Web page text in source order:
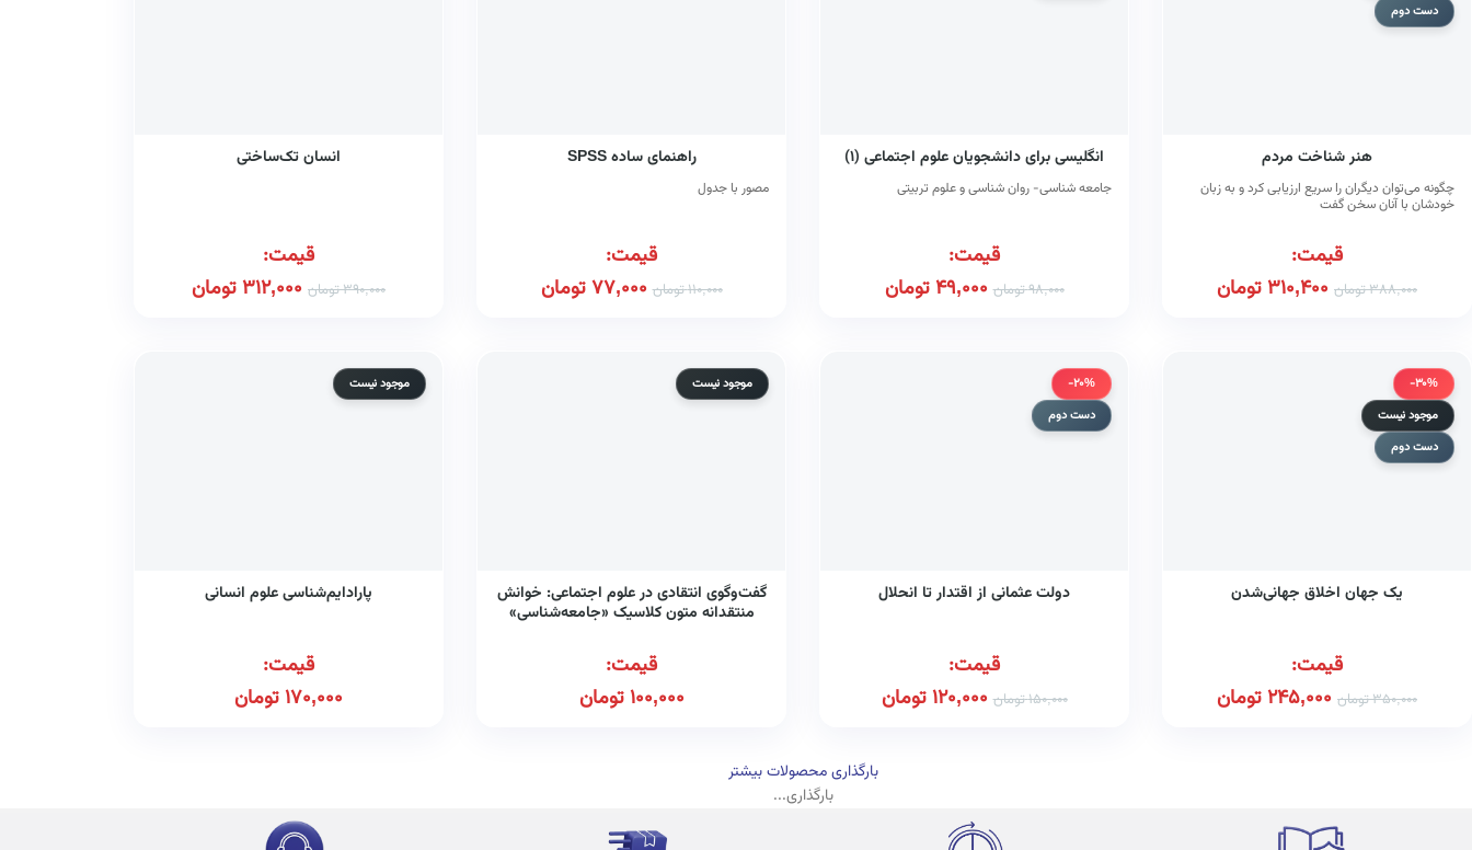
دست دوم
هنر شناخت مردم
چگونه می‌توان دیگران را سریع ارزیابی کرد و به زبان
خودشان با آنان سخن گفت
قیمت:
388,000تومان 310,400تومان
انگلیسی برای دانشجویان علوم اجتماعی (۱)
جامعه شناسی- روان شناسی و علوم تربیتی
قیمت:
98,000تومان 49,000تومان
راهنمای ساده SPSS
مصور با جدول
قیمت:
110,000تومان 77,000تومان
انسان تک‌ساختی
قیمت:
390,000تومان 312,000تومان
-30%
موجود نیست
دست دوم
یک جهان اخلاق جهانی‌شدن
قیمت:
350,000تومان 245,000تومان
-20%
دست دوم
دولت عثمانی از اقتدار تا انحلال
قیمت:
150,000تومان 120,000تومان
موجود نیست
گفت‌وگوی انتقادی در علوم اجتماعی: خوانش
منتقدانه متون کلاسیک «جامعه‌شناسی»
حسن رحیم‌پور ازغدی
قیمت:
100,000تومان
موجود نیست
پارادایم‌شناسی علوم انسانی
قیمت:
170,000تومان
بارگذاری محصولات بیشتر
بارگذاری...